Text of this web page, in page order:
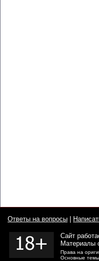
Ответы на вопросы
Сайт
Материалы
Права на
Основные темы